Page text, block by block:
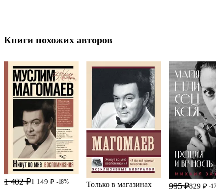
Книги похожих авторов
1 402 ₽1 149 ₽ -18% Только в магазинах 995 ₽829 ₽ -